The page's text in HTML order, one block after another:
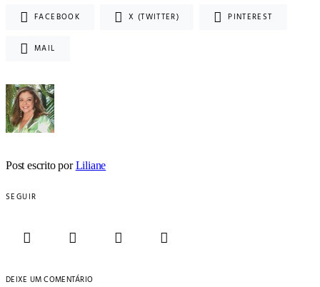
FACEBOOK X (TWITTER) PINTEREST
MAIL
Post escrito por Liliane
SEGUIR
DEIXE UM COMENTÁRIO